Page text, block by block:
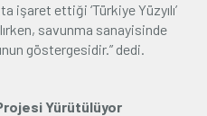
işaret ettiği ‘Türkiye Yüzyılı’
savunma sanayisinde
göstergesidir.” dedi.
Yürütülüyor